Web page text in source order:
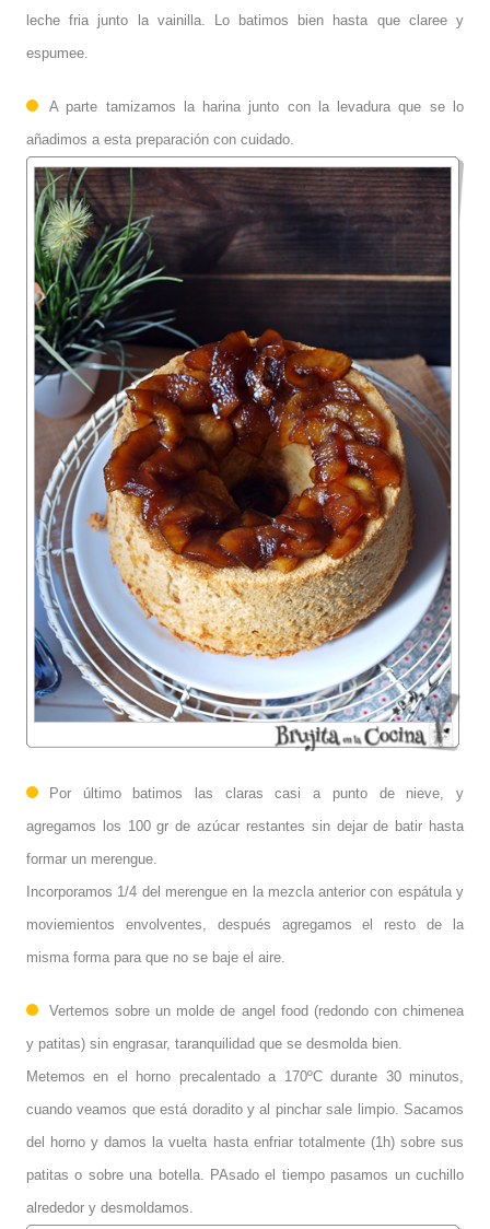
leche fria junto la vainilla. Lo batimos bien hasta que claree y
espumee.
A parte tamizamos la harina junto con la levadura que se lo
añadimos a esta preparación con cuidado.
Por último batimos las claras casi a punto de nieve, y
agregamos los 100 gr de azúcar restantes sin dejar de batir hasta
formar un merengue.
Incorporamos 1/4 del merengue en la mezcla anterior con espátula y
moviemientos envolventes, después agregamos el resto de la
misma forma para que no se baje el aire.
Vertemos sobre un molde de angel food (redondo con chimenea
y patitas) sin engrasar, taranquilidad que se desmolda bien.
Metemos en el horno precalentado a 170ºC durante 30 minutos,
cuando veamos que está doradito y al pinchar sale limpio. Sacamos
del horno y damos la vuelta hasta enfriar totalmente (1h) sobre sus
patitas o sobre una botella. PAsado el tiempo pasamos un cuchillo
alrededor y desmoldamos.